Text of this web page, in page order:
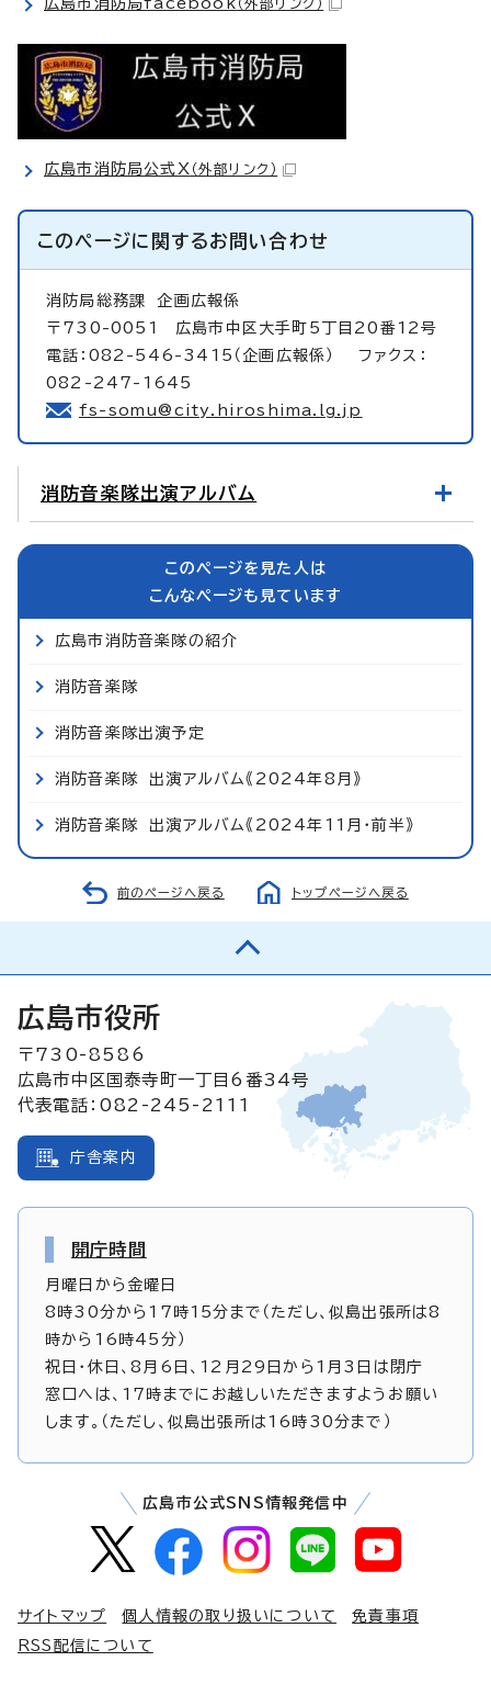
（外部リンク）
広島市消防局公式X （外部リンク）
このページに関するお問い合わせ
消防局総務課企画広報係
〒730-0051 広島市中区大手町5丁目20番12号
電話：082-546-3415（企画広報係） ファクス：
082-247-1645
fs-somu@city.hiroshima.lg.jp
消防音楽隊出演アルバム
このページを見た人は
こんなページも見ています
広島市消防音楽隊の紹介
消防音楽隊
消防音楽隊出演予定
消防音楽隊 出演アルバム《2024年8月》
消防音楽隊 出演アルバム《2024年11月・前半》
前のページへ戻る トップページへ戻る
広島市役所
〒730-8586
広島市中区国泰寺町一丁目6番34号
代表電話：082-245-2111
庁舎案内
開庁時間
月曜日から金曜日
8時30分から17時15分まで（ただし、似島出張所は8
時から16時45分）
祝日・休日、8月6日、12月29日から1月3日は閉庁
窓口へは、17時までにお越しいただきますようお願い
します。（ただし、似島出張所は16時30分まで）
広島市公式SNS情報発信中
サイトマップ 個人情報の取り扱いについて
免責事項
RSS配信について